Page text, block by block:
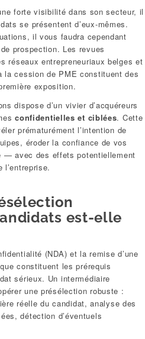
forte visibilité dans son secteur, il
se présentent d’eux-mêmes.
il vous faudra cependant
prospection. Les revues
réseaux entrepreneuriaux belges et
la cession de PME constituent des
exposition.
dispose d’un vivier d’acquéreurs
confidentielles et ciblées. Cette
prématurément l’intention de
éroder la confiance de vos
— avec des effets potentiellement
est-elle
(NDA) et la remise d’une
constituent les prérequis
sérieux. Un intermédiaire
une présélection robuste :
réelle du candidat, analyse des
détection d’éventuels